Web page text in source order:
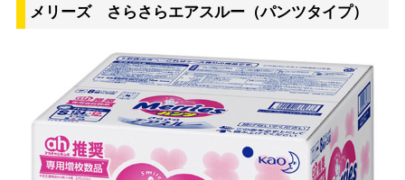
メリーズ さらさらエアスルー（パンツタイプ）